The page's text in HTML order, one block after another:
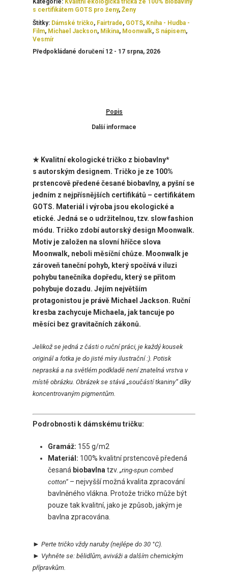
Kategorie: Kvalitní ekologická trička ze 100% biobavlny
s certifikátem GOTS pro ženy, Ženy
Štítky: Dámské tričko, Fairtrade, GOTS, Kniha - Hudba -
Film, Michael Jackson, Mikina, Moonwalk, S nápisem,
Vesmír
Předpokládané doručení 12 - 17 srpna, 2026
Popis
Další informace
★ Kvalitní ekologické tričko z biobavlny*
s autorským designem. Tričko je ze 100%
prstencově předené česané biobavlny, a pyšní se
jedním z nejpřísnějších certifikátů – certifikátem
GOTS. Materiál i výroba jsou ekologické a
etické. Jedná se o udržitelnou, tzv. slow fashion
módu. Tričko zdobíautorský design Moonwalk.
Motiv je založen na slovní hříčce slova
Moonwalk, neboli měsíční chůze. Moonwalk je
zároveň taneční pohyb, který spočívá v iluzi
pohybu tanečníka dopředu, který se přitom
pohybuje dozadu. Jejím největším
protagonistou je právě Michael Jackson. Ruční
kresba zachycuje Michaela, jak tancuje po
měsíci bez gravitačních zákonů.
Jelikož se jedná z části o ruční práci, je každý kousek
originál a fotka je do jisté míry ilustrační :). Potisk
nepraská a na světlém podkladě není znatelná vrstva v
místě obrázku. Obrázek se stává „součástí tkaniny“ díky
koncentrovaným pigmentům.
Podrobnosti k dámskému tričku:
Gramáž: 155 g/m2
Materiál: 100% kvalitní prstencově předená
česaná biobavlna tzv. „ring-spun combed
cotton“ – nejvyšší možná kvalita zpracování
bavlněného vlákna. Protože tričko může být
pouze tak kvalitní, jako je způsob, jakým je
bavlna zpracována.
► Perte tričko vždy naruby(nejlépe do 30 °C).
► Vyhněte se: bělidlům, aviváži a dalším chemickým
přípravkům.